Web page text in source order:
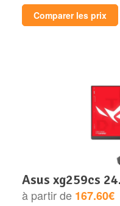
Comparer les prix
asus xg259cs
à partir de 167.60€